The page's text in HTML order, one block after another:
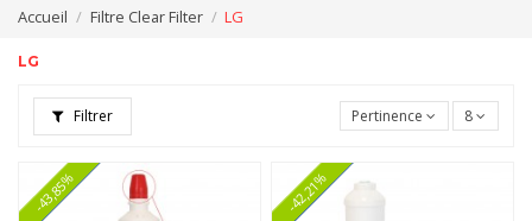
Accueil Filtre Clear Filter LG
LG
Filtrer Pertinence 8
-43,85% -42,21%